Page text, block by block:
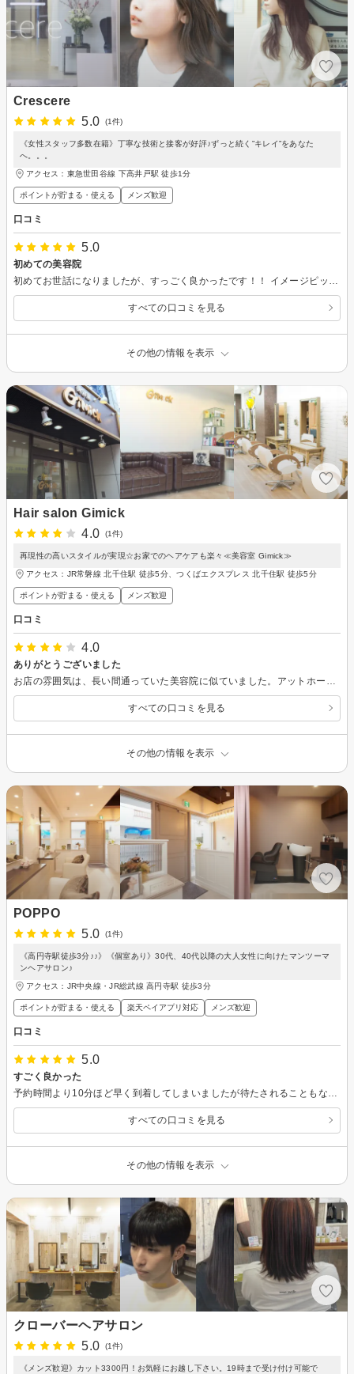
Crescere
5.0
(1件)
《女性スタッフ多数在籍》丁寧な技術と接客が好評♪ずっと続く”キレイ”をあなた
へ。。。
アクセス：東急世田谷線 下高井戸駅 徒歩1分
ポイントが貯まる・使える メンズ歓迎
口コミ
5.0
初めての美容院
すべての口コミを見る
その他の情報を表示
Hair salon Gimick
4.0
(1件)
再現性の高いスタイルが実現☆お家でのヘアケアも楽々≪美容室 Gimick≫
アクセス：JR常磐線 北千住駅 徒歩5分、つくばエクスプレス 北千住駅 徒歩5分
ポイントが貯まる・使える メンズ歓迎
口コミ
4.0
ありがとうございました
すべての口コミを見る
その他の情報を表示
POPPO
5.0
(1件)
《高円寺駅徒歩3分♪♪》《個室あり》30代、40代以降の大人女性に向けたマンツーマ
ンヘアサロン♪
アクセス：JR中央線・JR総武線 高円寺駅 徒歩3分
ポイントが貯まる・使える 楽天ペイアプリ対応 メンズ歓迎
口コミ
5.0
すごく良かった
すべての口コミを見る
その他の情報を表示
クローバーヘアサロン
5.0
(1件)
《メンズ歓迎》カット3300円！お気軽にお越し下さい。19時まで受け付け可能で